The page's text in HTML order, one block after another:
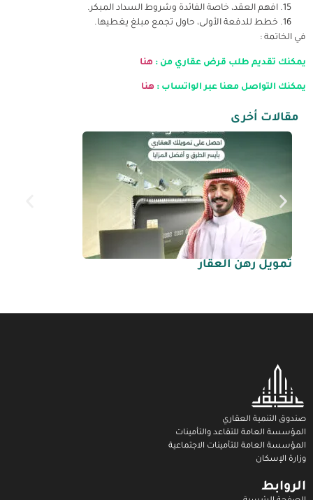
افهم العقد، خاصة الفائدة وشروط السداد المبكر.
خطط للدفعة الأولى، حاول تجمع مبلغ يغطيها.
في الخاتمة :
يمكنك تقديم طلب قرض عقاري من : هنا
يمكنك التواصل معنا عبر الواتساب : هنا
مقالات أخرى
تمويل رهن العقار
صندوق التنمية العقاري
المؤسسة العامة للتقاعد والتأمينات
المؤسسة العامة للتأمينات الاجتماعية
وزارة الإسكان
الروابط